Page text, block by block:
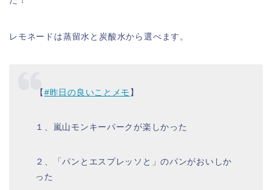
レモネードは蒸留水と炭酸水から選べます。
【#昨日の良いことメモ 】
１、嵐山モンキーパークが楽しかった
２、「パンとエスプレッソと」のパンがおいしか
った